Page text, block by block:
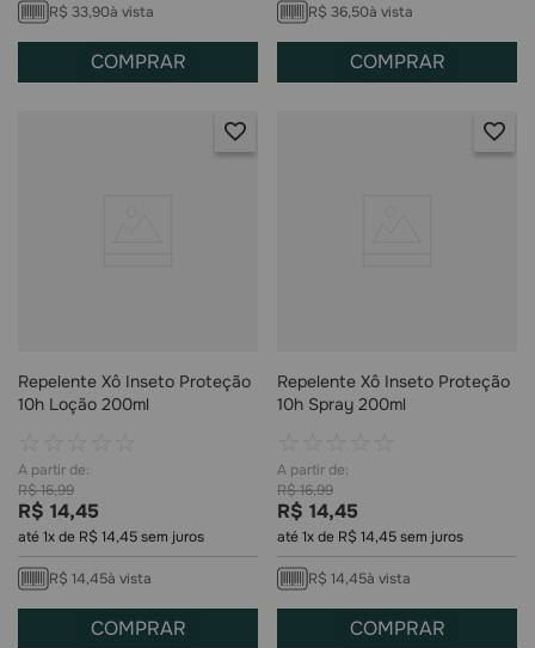
R$ 33,90à vista
COMPRAR
R$ 36,50à vista
COMPRAR
Repelente Xô Inseto Proteção
10h Loção 200ml
R$16,99
R$ 14,45
até1x de R$ 14,45sem juros
R$ 14,45à vista
COMPRAR
Repelente Xô Inseto Proteção
10h Spray 200ml
R$16,99
R$ 14,45
até1x de R$ 14,45sem juros
R$ 14,45à vista
COMPRAR